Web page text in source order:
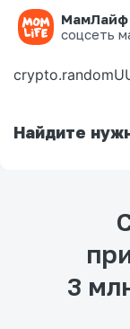
МамЛайф
соцсеть
Ошибка
Найдите
3